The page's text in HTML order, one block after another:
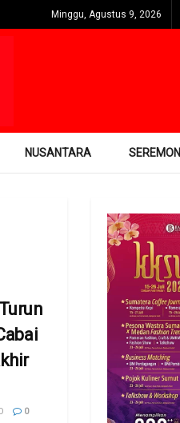
Minggu, Agustus 9, 2026
NUSANTARA SEREMONI
0